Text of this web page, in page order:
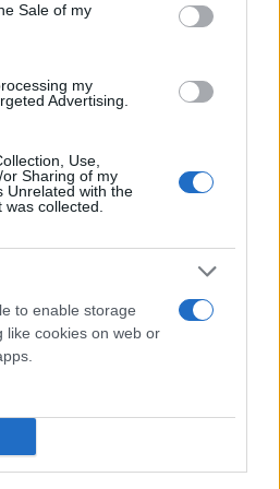
Sale of my
my
Advertising.
Use,
Sharing of my
Unrelated with the
collected.
to enable storage
like cookies on web or
το πρωτογενές έλλειμμα
στο 7,2%.
διότι εκταμιεύθηκαν ή θα
τέλος του έτους σημαντικά
νοικοκυριών, λόγω του
ενέργειας, αλλά και την
που επλήγησαν από τις
προσγειωθεί στο 1,4%,